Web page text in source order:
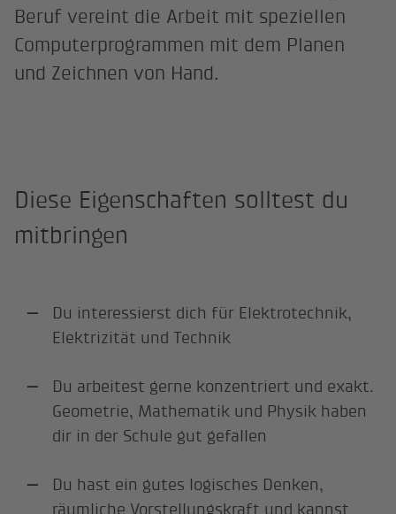
Beruf vereint die Arbeit mit speziellen
Computerprogrammen mit dem Planen
und Zeichnen von Hand.
Diese Eigenschaften solltest du
mitbringen
Du interessierst dich für Elektrotechnik,
Elektrizität und Technik
Du arbeitest gerne konzentriert und exakt.
Geometrie, Mathematik und Physik haben
dir in der Schule gut gefallen
Du hast ein gutes logisches Denken,
räumliche Vorstellungskraft und kannst